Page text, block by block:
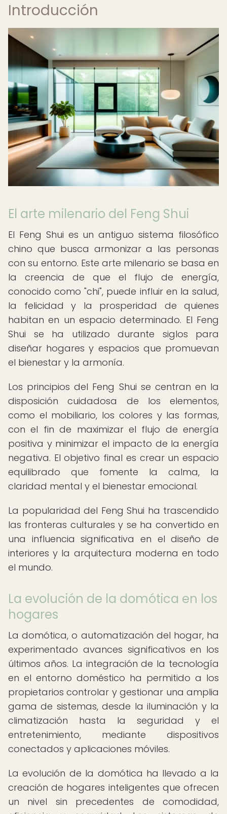
Introducción
El arte milenario del Feng Shui
El Feng Shui es un antiguo sistema filosófico
chino que busca armonizar a las personas
con su entorno. Este arte milenario se basa en
la creencia de que el flujo de energía,
conocido como "chi", puede influir en la salud,
la felicidad y la prosperidad de quienes
habitan en un espacio determinado. El Feng
Shui se ha utilizado durante siglos para
diseñar hogares y espacios que promuevan
el bienestar y la armonía.
Los principios del Feng Shui se centran en la
disposición cuidadosa de los elementos,
como el mobiliario, los colores y las formas,
con el fin de maximizar el flujo de energía
positiva y minimizar el impacto de la energía
negativa. El objetivo final es crear un espacio
equilibrado que fomente la calma, la
claridad mental y el bienestar emocional.
La popularidad del Feng Shui ha trascendido
las fronteras culturales y se ha convertido en
una influencia significativa en el diseño de
interiores y la arquitectura moderna en todo
el mundo.
La evolución de la domótica en los
hogares
La domótica, o automatización del hogar, ha
experimentado avances significativos en los
últimos años. La integración de la tecnología
en el entorno doméstico ha permitido a los
propietarios controlar y gestionar una amplia
gama de sistemas, desde la iluminación y la
climatización hasta la seguridad y el
entretenimiento, mediante dispositivos
conectados y aplicaciones móviles.
La evolución de la domótica ha llevado a la
creación de hogares inteligentes que ofrecen
un nivel sin precedentes de comodidad,